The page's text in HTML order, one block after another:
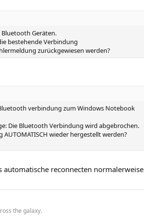
Geräten.
bestehende Verbindung
zurückgewiesen werden?
verbindung zum Windows Notebook
Die Bluetooth Verbindung wird abgebrochen.
wieder hergestellt werden?
reconnecten normalerweise
the galaxy.